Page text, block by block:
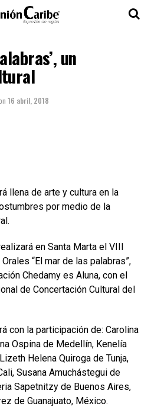
un
16 abril, 2018
llena de arte y cultura en la
por medio de la
en Santa Marta el VIII
“El mar de las palabras”,
Chedamy es Aluna, con el
de Concertación Cultural del
con la participación de: Carolina
Ospina de Medellín, Kenelía
Helena Quiroga de Tunja,
Susana Amuchástegui de
Sapetnitzy de Buenos Aires,
de Guanajuato, México.